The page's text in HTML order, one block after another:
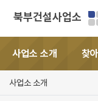
북부건설사업소
사업소 소개 찾
사업소 소개